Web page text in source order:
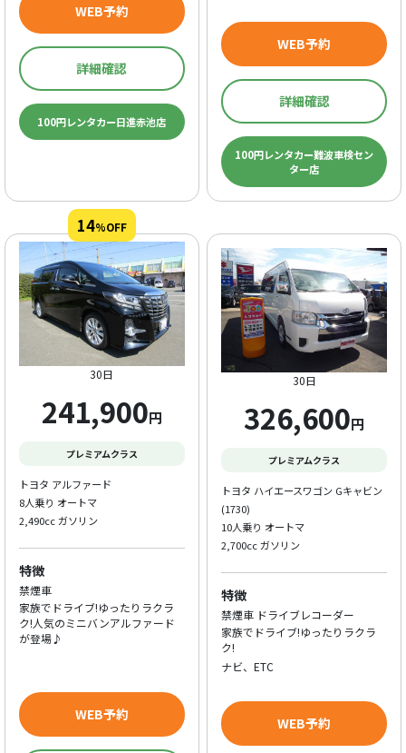
WEB予約
詳細確認
100円レンタカー日進赤池店
WEB予約
詳細確認
100円レンタカー難波車検セン
ター店
14%OFF
30日
241,900円
プレミアムクラス
トヨタ アルファード
8人乗り オートマ
2,490cc ガソリン
特徴
禁煙車
家族でドライブ!ゆったりラクラ
ク!人気のミニバンアルファード
が登場♪
WEB予約
30日
326,600円
プレミアムクラス
トヨタ ハイエースワゴン Gキャビン
(1730)
10人乗り オートマ
2,700cc ガソリン
特徴
禁煙車 ドライブレコーダー
家族でドライブ!ゆったりラクラ
ク!
ナビ、ETC
WEB予約